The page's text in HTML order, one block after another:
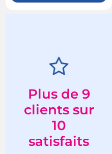
Plus de 9
clients sur
10
satisfaits